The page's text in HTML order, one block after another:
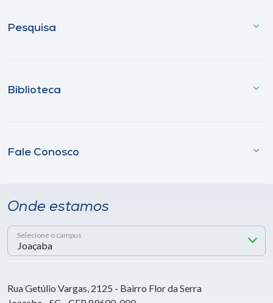
Pesquisa
Biblioteca
Fale Conosco
Onde estamos
Selecione o campus
Rua Getúlio Vargas, 2125 - Bairro Flor da Serra